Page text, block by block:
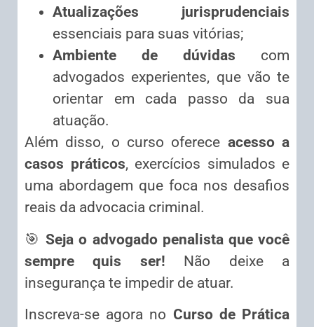
Atualizações jurisprudenciais
essenciais para suas vitórias;
Ambiente de dúvidas com
advogados experientes, que vão te
orientar em cada passo da sua
atuação.
Além disso, o curso oferece acesso a
casos práticos, exercícios simulados e
uma abordagem que foca nos desafios
reais da advocacia criminal.
🎯Seja o advogado penalista que você
sempre quis ser! Não deixe a
insegurança te impedir de atuar.
Inscreva-se agora no Curso de Prática